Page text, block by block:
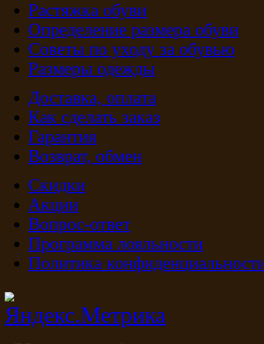
Растяжка обуви
Определение размера обуви
Советы по уходу за обувью
Размеры одежды
Доставка, оплата
Как сделать заказ
Гарантия
Возврат, обмен
Скидки
Акции
Вопрос-ответ
Программа лояльности
Политика